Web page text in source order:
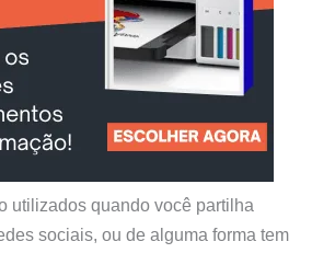
utilizados quando você partilha
sociais, ou de alguma forma tem